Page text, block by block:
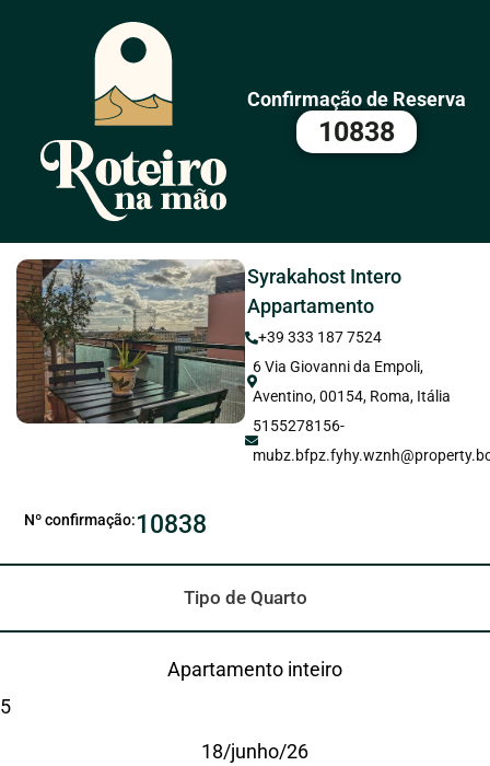
Confirmação de Reserva
10838
Syrakahost Intero
Appartamento
+39 333 187 7524
6 Via Giovanni da Empoli,
Aventino, 00154, Roma, Itália
5155278156-
Nº confirmação:10838
Tipo de Quarto
Apartamento inteiro
5
18/junho/26